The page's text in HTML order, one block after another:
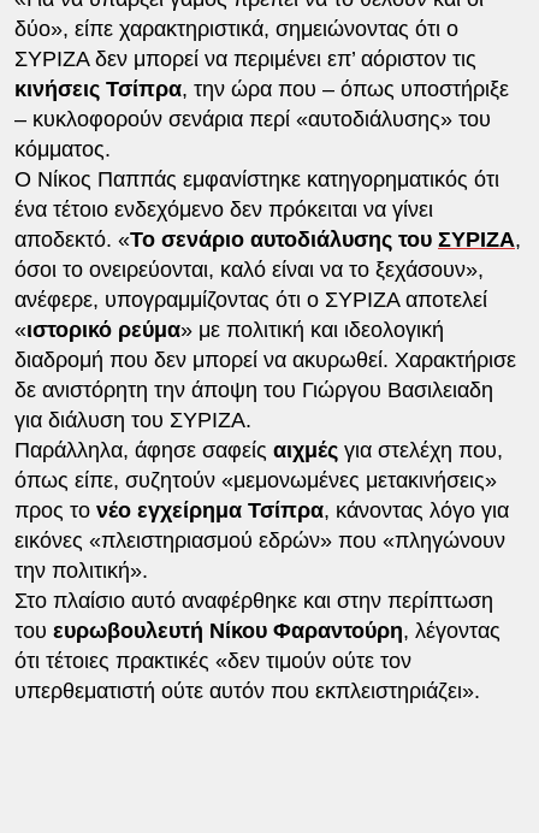
δύο», είπε χαρακτηριστικά, σημειώνοντας ότι ο
ΣΥΡΙΖΑ δεν μπορεί να περιμένει επ’ αόριστον τις
κινήσεις Τσίπρα, την ώρα που – όπως υποστήριξε
– κυκλοφορούν σενάρια περί «αυτοδιάλυσης» του
κόμματος.
Ο Νίκος Παππάς εμφανίστηκε κατηγορηματικός ότι
ένα τέτοιο ενδεχόμενο δεν πρόκειται να γίνει
αποδεκτό. «Το σενάριο αυτοδιάλυσης του ΣΥΡΙΖΑ,
όσοι το ονειρεύονται, καλό είναι να το ξεχάσουν»,
ανέφερε, υπογραμμίζοντας ότι ο ΣΥΡΙΖΑ αποτελεί
«ιστορικό ρεύμα» με πολιτική και ιδεολογική
διαδρομή που δεν μπορεί να ακυρωθεί. Χαρακτήρισε
δε ανιστόρητη την άποψη του Γιώργου Βασιλειαδη
για διάλυση του ΣΥΡΙΖΑ.
Παράλληλα, άφησε σαφείς αιχμέςγια στελέχη που,
όπως είπε, συζητούν «μεμονωμένες μετακινήσεις»
προς το νέο εγχείρημα Τσίπρα, κάνοντας λόγο για
εικόνες «πλειστηριασμού εδρών» που «πληγώνουν
την πολιτική».
Στο πλαίσιο αυτό αναφέρθηκε και στην περίπτωση
του ευρωβουλευτή Νίκου Φαραντούρη, λέγοντας
ότι τέτοιες πρακτικές «δεν τιμούν ούτε τον
υπερθεματιστή ούτε αυτόν που εκπλειστηριάζει».